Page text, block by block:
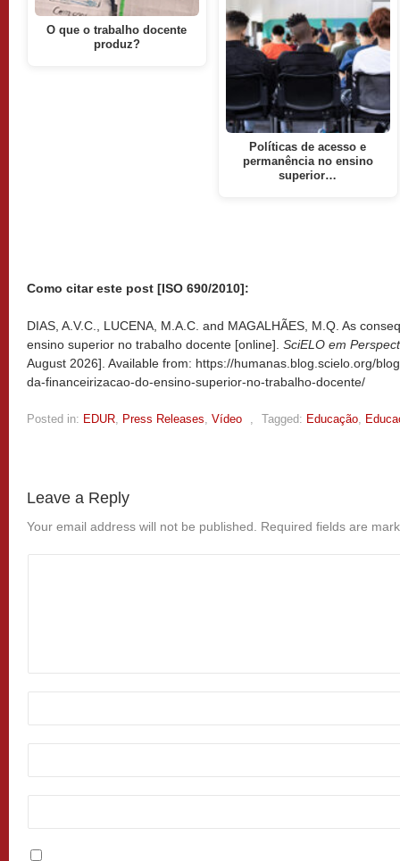
O que o trabalho docente
produz?
Políticas de acesso e
permanência no ensino
superior…
Como citar este post [ISO 690/2010]:
DIAS, A.V.C., LUCENA, M.A.C. and MAGALHÃES, M.Q. As
ensino superior no trabalho docente [online]. SciELO em
August 2026]. Available from: https://humanas.blog.scielo.org/
da-financeirizacao-do-ensino-superior-no-trabalho-docente/
Posted in: EDUR Press Releases Vídeo Tagged: Educação
Leave a Reply
Your email address will not be published. Required fields are